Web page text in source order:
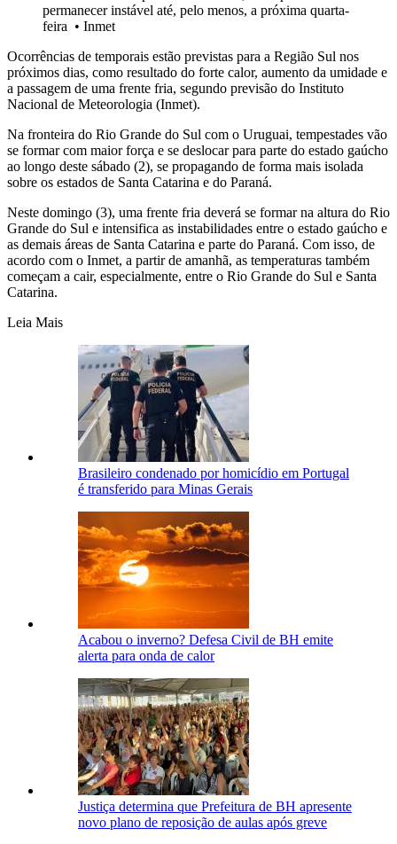
permanecer instável até, pelo menos, a próxima quarta-
feira • Inmet
Ocorrências de temporais estão previstas para a Região Sul nos
próximos dias, como resultado do forte calor, aumento da umidade e
a passagem de uma frente fria, segundo previsão do Instituto
Nacional de Meteorologia (Inmet).
Na fronteira do Rio Grande do Sul com o Uruguai, tempestades vão
se formar com maior força e se deslocar para parte do estado gaúcho
ao longo deste sábado (2), se propagando de forma mais isolada
sobre os estados de Santa Catarina e do Paraná.
Neste domingo (3), uma frente fria deverá se formar na altura do Rio
Grande do Sul e intensifica as instabilidades entre o estado gaúcho e
as demais áreas de Santa Catarina e parte do Paraná. Com isso, de
acordo com o Inmet, a partir de amanhã, as temperaturas também
começam a cair, especialmente, entre o Rio Grande do Sul e Santa
Catarina.
Leia Mais
Brasileiro condenado por homicídio em Portugal
é transferido para Minas Gerais
Acabou o inverno? Defesa Civil de BH emite
alerta para onda de calor
Justiça determina que Prefeitura de BH apresente
novo plano de reposição de aulas após greve